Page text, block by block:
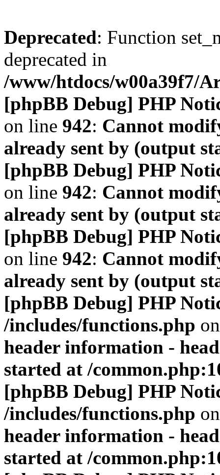
Deprecated: Function
deprecated in
/www/htdocs/w00a39f7/
[phpBB Debug] PHP
on line 942: Cannot
already sent by (output
[phpBB Debug] PHP
on line 942: Cannot
already sent by (output
[phpBB Debug] PHP
on line 942: Cannot
already sent by (output
[phpBB Debug] PHP
/includes/functions.php
header information -
started at /
[phpBB Debug] PHP
/includes/functions.php
header information -
started at /